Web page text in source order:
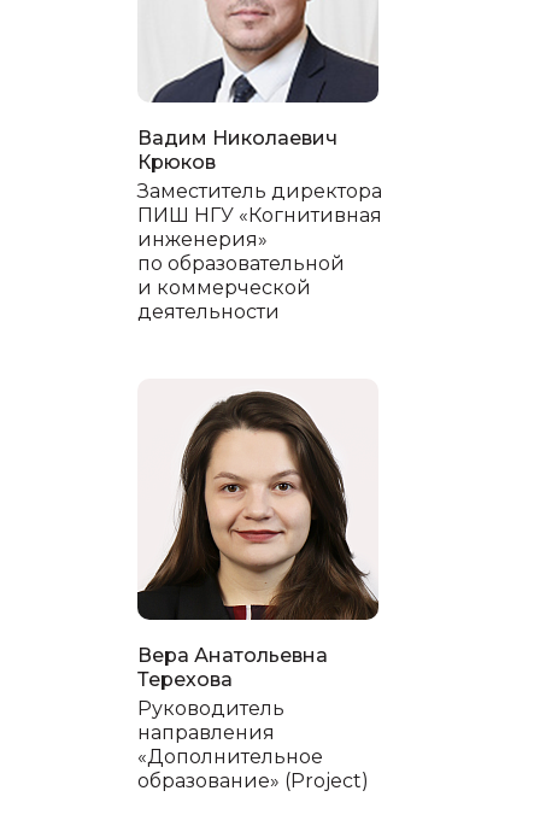
Вадим Николаевич
Крюков
Заместитель директора
ПИШ НГУ «Когнитивная
инженерия»
по образовательной
и коммерческой
деятельности
Вера Анатольевна
Терехова
Руководитель
направления
«Дополнительное
образование» (Project)